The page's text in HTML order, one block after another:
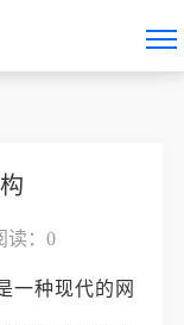
读： 0
一种现代的网